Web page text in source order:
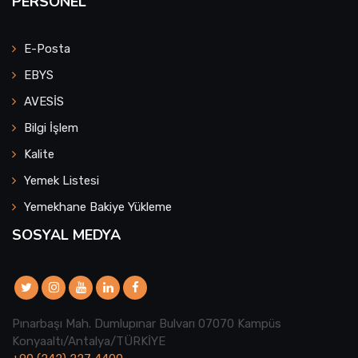
E-Posta
EBYS
AVESİS
Bilgi İşlem
Kalite
Yemek Listesi
Yemekhane Bakiye Yükleme
SOSYAL MEDYA
Pınarbaşı Mah. Dumlupınar Bulvarı 07070 Kampüs
Konyaaltı/Antalya/TÜRKİYE